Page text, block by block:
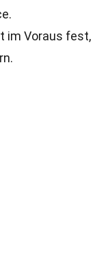
im Voraus fest,